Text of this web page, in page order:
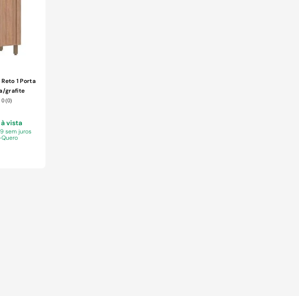
1 Porta
grafite
0(0)
à vista
sem juros